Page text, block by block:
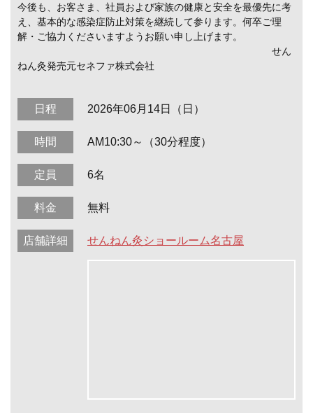
今後も、お客さま、社員および家族の健康と安全を最優先に考
え、基本的な感染症防止対策を継続して参ります。何卒ご理
解・ご協力くださいますようお願い申し上げます。
せん
ねん灸発売元セネファ株式会社
日程 2026年06月14日（日）
時間 AM10:30～（30分程度）
定員 6名
料金 無料
店舗詳細 せんねん灸ショールーム名古屋